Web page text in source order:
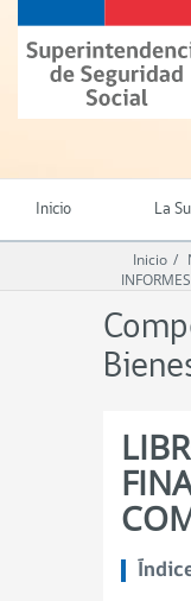
contenido
principal
Superintendencia
de
Seguridad
(SUSESO)
Chile
Inicio La
Inicio